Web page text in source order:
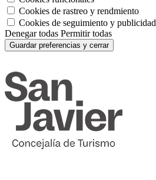
Cookies de rastreo y rendmiento
Cookies de seguimiento y publicidad
Denegar todas Permitir todas
Guardar preferencias y cerrar